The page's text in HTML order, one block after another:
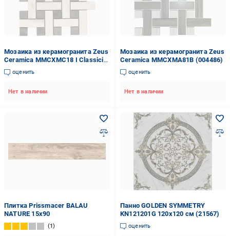
Мозаика из керамогранита Zeus
Ceramica MMCXMC18 I Classici
(004488)
оценить
Нет в наличии
Мозаика из керамогранита Zeus
Ceramica MMCXMA81B (004486)
оценить
Нет в наличии
Плитка Prissmacer BALAU
NATURE 15х90
1
Панно GOLDEN SYMMETRY
KN121201G 120х120 см (21567)
оценить